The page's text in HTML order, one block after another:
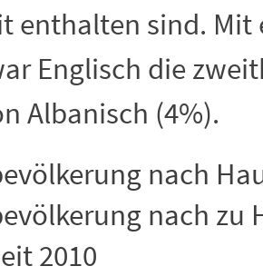
enthalten sind. Mit
Englisch die
Albanisch (4%).
nach
nach zu
2010